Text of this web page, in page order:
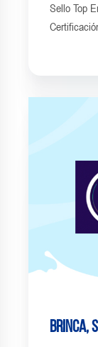
Sello Top
Brinca,